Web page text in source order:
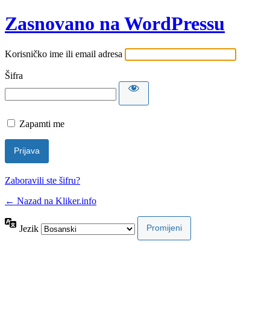
Zasnovano na WordPressu
Korisničko ime ili email adresa
Šifra
Zapamti me
Zaboravili ste šifru?
← Nazad na Kliker.info
Jezik